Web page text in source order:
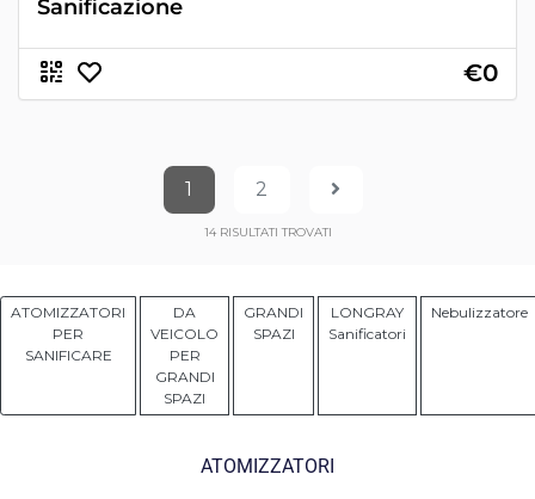
Sanificazione
€0
1 2
14RISULTATI TROVATI
ATOMIZZATORI
PER
SANIFICARE
DA
VEICOLO
PER
GRANDI
SPAZI
GRANDI
SPAZI
LONGRAY
Sanificatori
Nebulizzatore
ATOMIZZATORI